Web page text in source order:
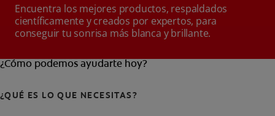
Encuentra los mejores productos, respaldados
científicamente y creados por expertos, para
conseguir tu sonrisa más blanca y brillante.
¿Cómo podemos ayudarte hoy?
¿QUÉ ES LO QUE NECESITAS?